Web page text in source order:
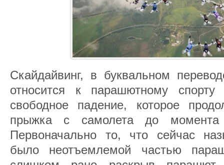
Скайдайвинг, в буквальном
относится к парашютному спорту
свободное падение, которое
прыжка с самолета до момента
Первоначально то, что сейчас
было неотъемлемой частью